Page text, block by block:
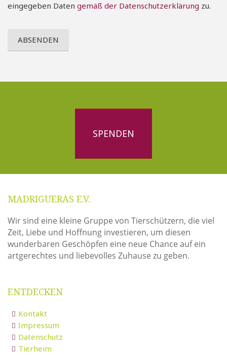
eingegeben Daten gemäß der Datenschutzerklärung zu.
SPENDEN
MADRIGUERAS E.V.
Wir sind eine kleine Gruppe von Tierschützern, die viel
Zeit, Liebe und Hoffnung investieren, um diesen
wunderbaren Geschöpfen eine neue Chance auf ein
artgerechtes und liebevolles Zuhause zu geben.
ENTDECKEN
Kontakt
Impressum
Datenschutz
Tierheim